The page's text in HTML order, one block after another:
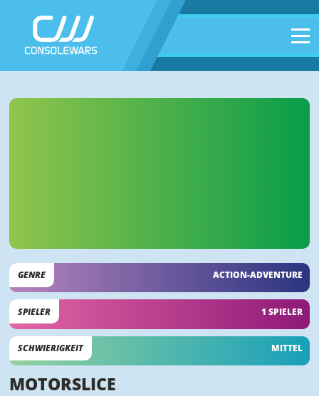
GENRE ACTION-ADVENTURE
SPIELER 1 SPIELER
SCHWIERIGKEIT MITTEL
MOTORSLICE